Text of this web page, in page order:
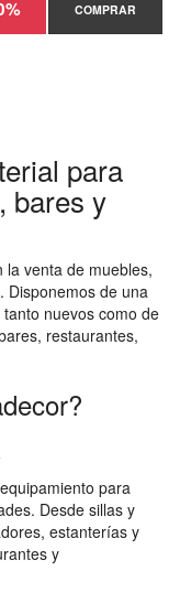
COMPRAR
para
bares y
la venta de muebles,
Disponemos de una
nuevos como de
restaurantes,
para
Desde sillas y
estanterías y
y